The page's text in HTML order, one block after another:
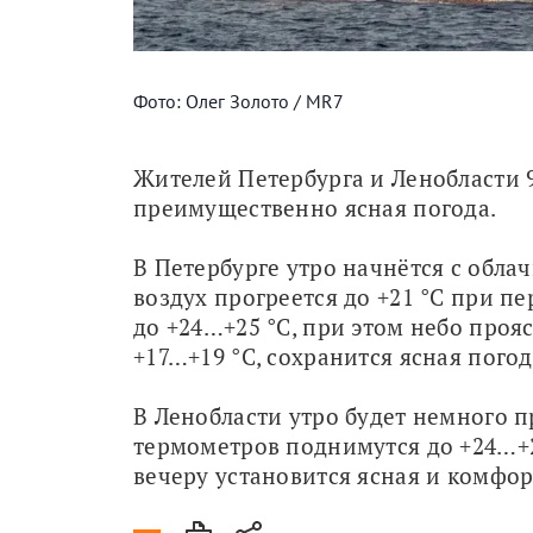
Фото: Олег Золото / MR7
Жителей Петербурга и
преимущественно ясная погода.
В Петербурге утро начнётся с
воздух прогреется до +21 °C при
до +24…+25 °C, при этом небо
+17…+19 °C, сохранится ясная
В Ленобласти утро будет немного
термометров поднимутся до
вечеру установится ясная и